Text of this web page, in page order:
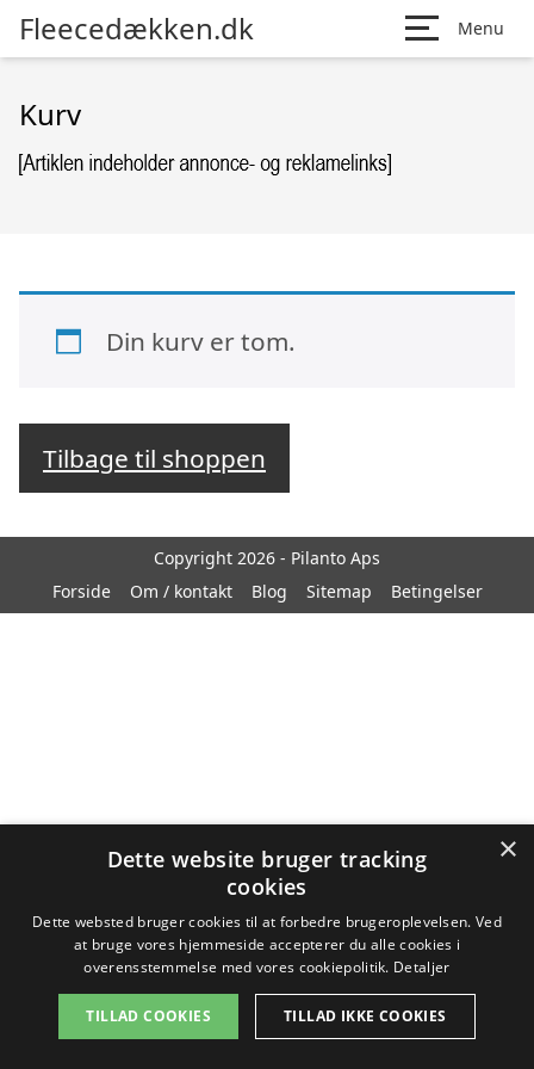
Fleecedækken.dk Menu
Kurv
Din kurv er tom.
Tilbage til shoppen
Copyright 2026 - Pilanto Aps
Forside
Om / kontakt Blog Sitemap Betingelser
×
Dette website bruger tracking
cookies
Dette websted bruger cookies til at forbedre brugeroplevelsen. Ved
at bruge vores hjemmeside accepterer du alle cookies i
overensstemmelse med vores cookiepolitik. Detaljer
TILLAD COOKIES TILLAD IKKE COOKIES